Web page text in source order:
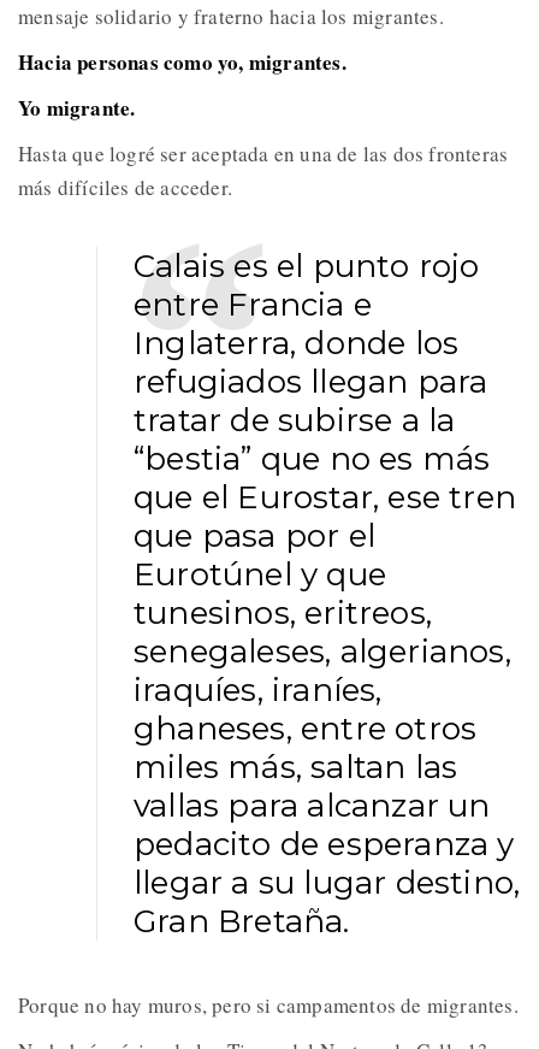
mensaje solidario y fraterno hacia los migrantes.
Hacia personas como yo, migrantes.
Yo migrante.
Hasta que logré ser aceptada en una de las dos fronteras
más difíciles de acceder.
Calais es el punto rojo
entre Francia e
Inglaterra, donde los
refugiados llegan para
tratar de subirse a la
“bestia” que no es más
que el Eurostar, ese tren
que pasa por el
Eurotúnel y que
tunesinos, eritreos,
senegaleses, algerianos,
iraquíes, iraníes,
ghaneses, entre otros
miles más, saltan las
vallas para alcanzar un
pedacito de esperanza y
llegar a su lugar destino,
Gran Bretaña.
Porque no hay muros, pero si campamentos de migrantes.